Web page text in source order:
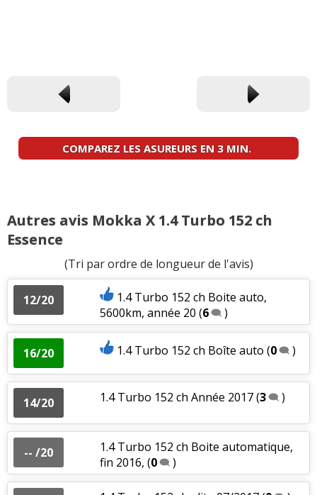
COMPAREZ LES ASUREURS EN 3 MIN.
Autres avis Mokka X 1.4 Turbo 152 ch
Essence
(Tri par ordre de longueur de l'avis)
12/20
1.4 Turbo 152 ch Boite auto,
5600km, année 20 (6 )
16/20 1.4 Turbo 152 ch Boîte auto (0 )
14/20 1.4 Turbo 152 ch Année 2017(3 )
-- /20
1.4 Turbo 152 ch Boite automatique,
fin 2016, (0 )